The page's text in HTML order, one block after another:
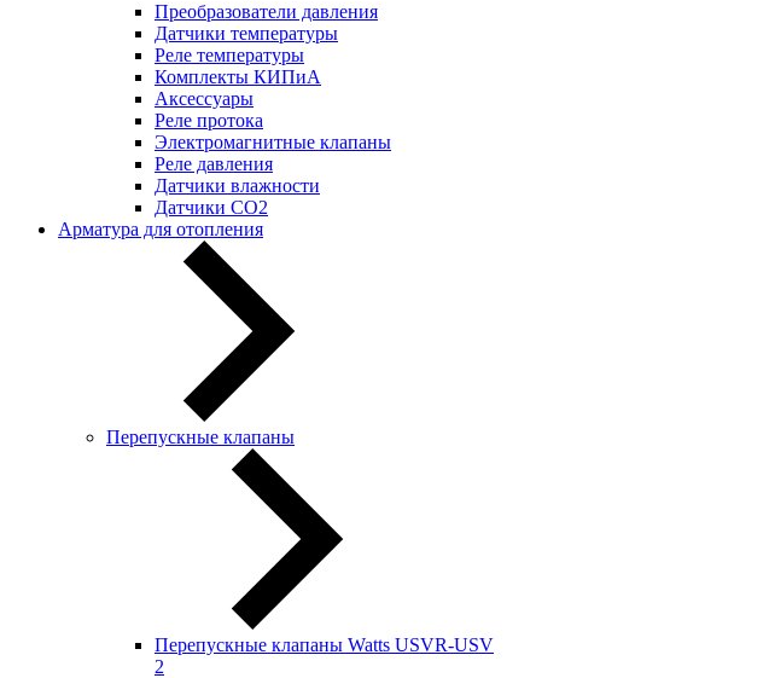
Преобразователи давления
Датчики температуры
Реле температуры
Комплекты КИПиА
Аксессуары
Реле протока
Электромагнитные клапаны
Реле давления
Датчики влажности
Датчики CO2
Арматура для отопления
Перепускные клапаны
Перепускные клапаны Watts USVR-USV
2